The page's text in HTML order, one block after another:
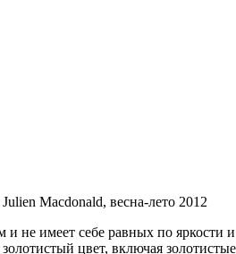
Julien Macdonald, весна-лето 2012
не имеет себе равных по
цвет, включая